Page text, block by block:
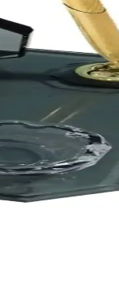
eder.
malzemeleriyle